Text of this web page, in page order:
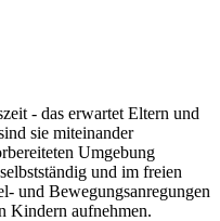
- das erwartet Eltern und
sie miteinander
Umgebung
und im freien
und Bewegungsanregungen
Kindern aufnehmen.